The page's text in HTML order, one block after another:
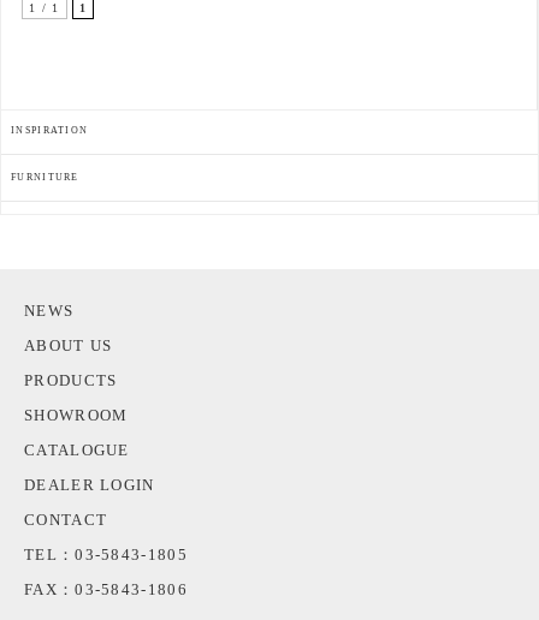
1 / 1 1
INSPIRATION
FURNITURE
NEWS
ABOUT US
PRODUCTS
SHOWROOM
CATALOGUE
DEALER LOGIN
CONTACT
TEL：03-5843-1805
FAX：03-5843-1806